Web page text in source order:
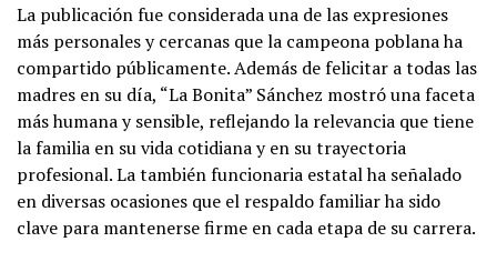
La publicación fue considerada una de las expresiones
más personales y cercanas que la campeona poblana ha
compartido públicamente. Además de felicitar a todas las
madres en su día, “La Bonita” Sánchez mostró una faceta
más humana y sensible, reflejando la relevancia que tiene
la familia en su vida cotidiana y en su trayectoria
profesional. La también funcionaria estatal ha señalado
en diversas ocasiones que el respaldo familiar ha sido
clave para mantenerse firme en cada etapa de su carrera.